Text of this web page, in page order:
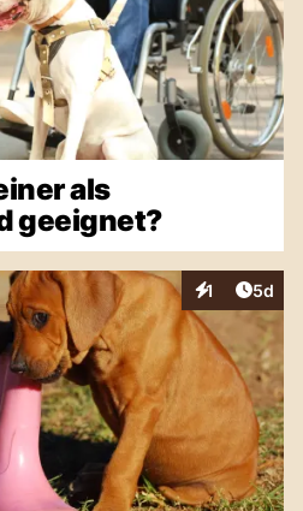
als
geeignet?
1
Interaktionen
5d